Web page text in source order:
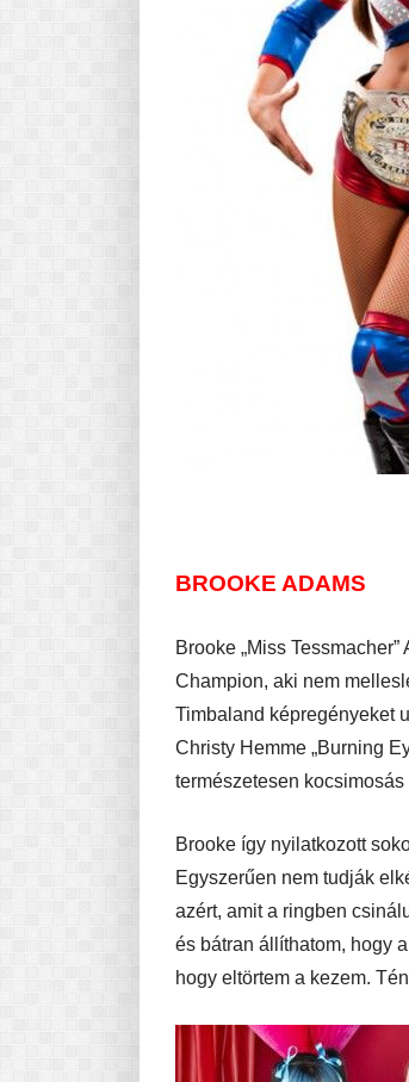
BROOKE ADAMS
Brooke „Miss
Champion, aki nem
Timbaland képregényeket
Christy Hemme „Burning
természetesen
Brooke így nyilatkozott
Egyszerűen nem tudják
azért, amit a ringben
és bátran állíthatom, hogy
hogy eltörtem a kezem.